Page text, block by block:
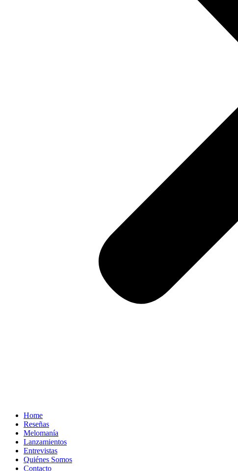
Home
Reseñas
Melomanía
Lanzamientos
Entrevistas
Quiénes Somos
Contacto